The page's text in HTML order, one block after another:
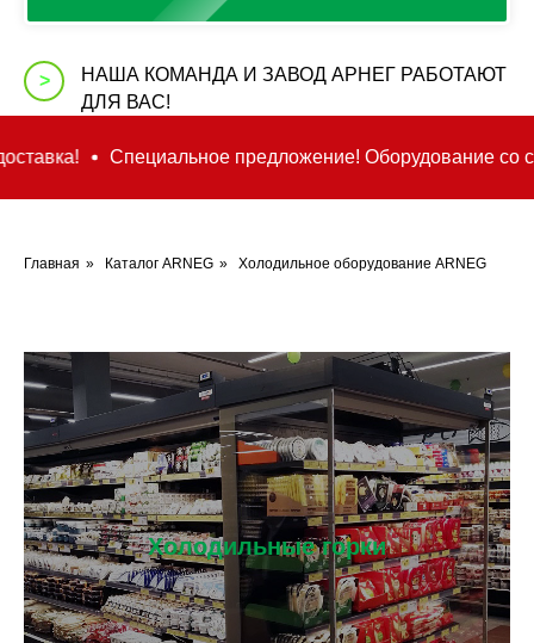
>
НАША КОМАНДА И ЗАВОД АРНЕГ РАБОТАЮТ
ДЛЯ ВАС!
Оборудование со склада! Хорошие скидки и
Главная » Каталог ARNEG » Холодильное оборудование ARNEG
Холодильные горки